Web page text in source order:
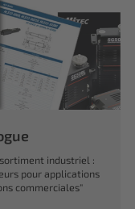
industriel :
pour applications
commerciales"